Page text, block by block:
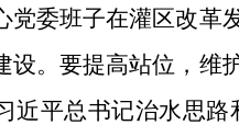
党委班子在灌区改革
设。要提高站位，维
近平总书记治水思